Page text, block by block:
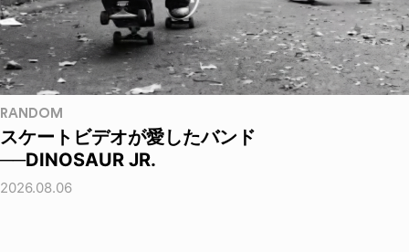
RANDOM
スケートビデオが愛したバンド
──DINOSAUR JR.
2026.08.06